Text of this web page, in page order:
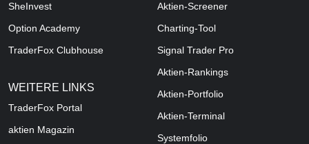
SheInvest
Option Academy
TraderFox Clubhouse
WEITERE LINKS
TraderFox Portal
aktien Magazin
Aktien-Screener
Charting-Tool
Signal Trader Pro
Aktien-Rankings
Aktien-Portfolio
Aktien-Terminal
Systemfolio